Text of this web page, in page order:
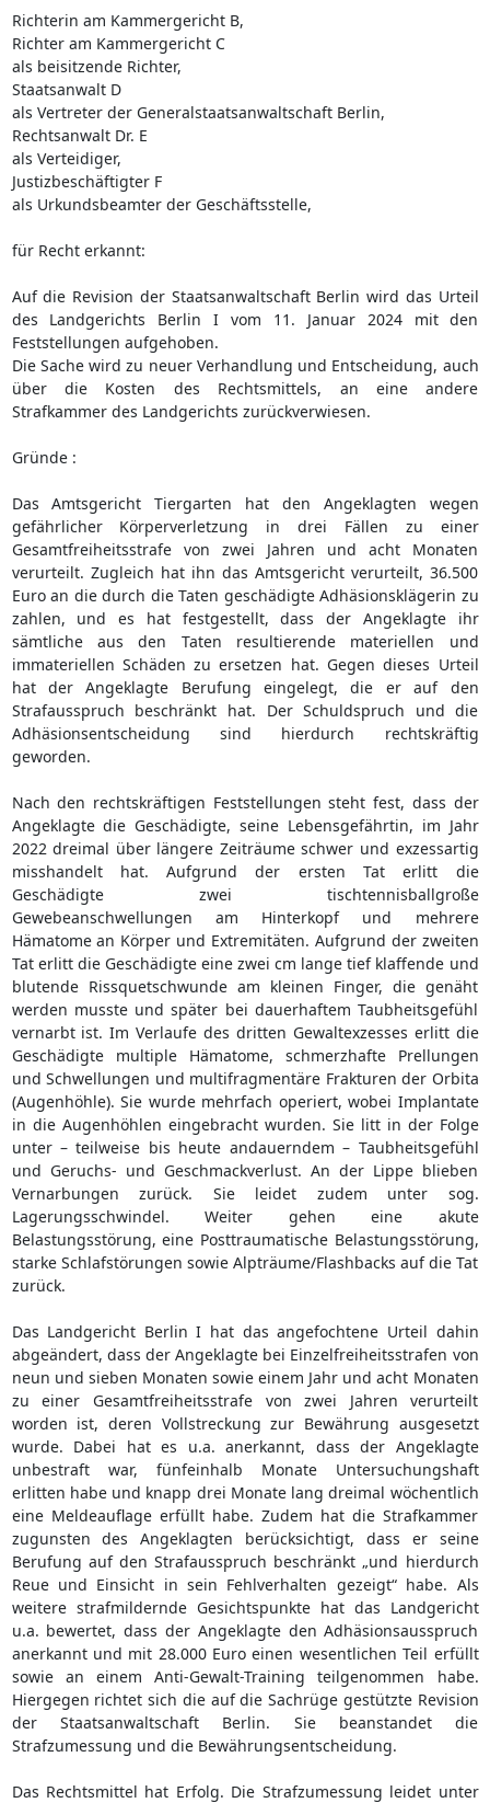
Richterin am Kammergericht B,
Richter am Kammergericht C
als beisitzende Richter,
Staatsanwalt D
als Vertreter der Generalstaatsanwaltschaft Berlin,
Rechtsanwalt Dr. E
als Verteidiger,
Justizbeschäftigter F
als Urkundsbeamter der Geschäftsstelle,
für Recht erkannt:
Auf die Revision der Staatsanwaltschaft Berlin wird das Urteil
des Landgerichts Berlin I vom 11. Januar 2024 mit den
Feststellungen aufgehoben.
Die Sache wird zu neuer Verhandlung und Entscheidung, auch
über die Kosten des Rechtsmittels, an eine andere
Strafkammer des Landgerichts zurückverwiesen.
Gründe :
Das Amtsgericht Tiergarten hat den Angeklagten wegen
gefährlicher Körperverletzung in drei Fällen zu einer
Gesamtfreiheitsstrafe von zwei Jahren und acht Monaten
verurteilt. Zugleich hat ihn das Amtsgericht verurteilt, 36.500
Euro an die durch die Taten geschädigte Adhäsionsklägerin zu
zahlen, und es hat festgestellt, dass der Angeklagte ihr
sämtliche aus den Taten resultierende materiellen und
immateriellen Schäden zu ersetzen hat. Gegen dieses Urteil
hat der Angeklagte Berufung eingelegt, die er auf den
Strafausspruch beschränkt hat. Der Schuldspruch und die
Adhäsionsentscheidung sind hierdurch rechtskräftig
geworden.
Nach den rechtskräftigen Feststellungen steht fest, dass der
Angeklagte die Geschädigte, seine Lebensgefährtin, im Jahr
2022 dreimal über längere Zeiträume schwer und exzessartig
misshandelt hat. Aufgrund der ersten Tat erlitt die
Geschädigte zwei tischtennisballgroße
Gewebeanschwellungen am Hinterkopf und mehrere
Hämatome an Körper und Extremitäten. Aufgrund der zweiten
Tat erlitt die Geschädigte eine zwei cm lange tief klaffende und
blutende Rissquetschwunde am kleinen Finger, die genäht
werden musste und später bei dauerhaftem Taubheitsgefühl
vernarbt ist. Im Verlaufe des dritten Gewaltexzesses erlitt die
Geschädigte multiple Hämatome, schmerzhafte Prellungen
und Schwellungen und multifragmentäre Frakturen der Orbita
(Augenhöhle). Sie wurde mehrfach operiert, wobei Implantate
in die Augenhöhlen eingebracht wurden. Sie litt in der Folge
unter – teilweise bis heute andauerndem – Taubheitsgefühl
und Geruchs- und Geschmackverlust. An der Lippe blieben
Vernarbungen zurück. Sie leidet zudem unter sog.
Lagerungsschwindel. Weiter gehen eine akute
Belastungsstörung, eine Posttraumatische Belastungsstörung,
starke Schlafstörungen sowie Alpträume/Flashbacks auf die Tat
zurück.
Das Landgericht Berlin I hat das angefochtene Urteil dahin
abgeändert, dass der Angeklagte bei Einzelfreiheitsstrafen von
neun und sieben Monaten sowie einem Jahr und acht Monaten
zu einer Gesamtfreiheitsstrafe von zwei Jahren verurteilt
worden ist, deren Vollstreckung zur Bewährung ausgesetzt
wurde. Dabei hat es u.a. anerkannt, dass der Angeklagte
unbestraft war, fünfeinhalb Monate Untersuchungshaft
erlitten habe und knapp drei Monate lang dreimal wöchentlich
eine Meldeauflage erfüllt habe. Zudem hat die Strafkammer
zugunsten des Angeklagten berücksichtigt, dass er seine
Berufung auf den Strafausspruch beschränkt „und hierdurch
Reue und Einsicht in sein Fehlverhalten gezeigt“ habe. Als
weitere strafmildernde Gesichtspunkte hat das Landgericht
u.a. bewertet, dass der Angeklagte den Adhäsionsausspruch
anerkannt und mit 28.000 Euro einen wesentlichen Teil erfüllt
sowie an einem Anti-Gewalt-Training teilgenommen habe.
Hiergegen richtet sich die auf die Sachrüge gestützte Revision
der Staatsanwaltschaft Berlin. Sie beanstandet die
Strafzumessung und die Bewährungsentscheidung.
Das Rechtsmittel hat Erfolg. Die Strafzumessung leidet unter